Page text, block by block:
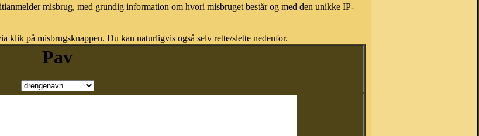
misbrug, med grundig information om hvori misbruget består og med den unikke IP-
klik på misbrugsknappen. Du kan naturligvis også selv rette/slette nedenfor.
Pav